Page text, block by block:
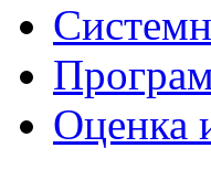
Оценка